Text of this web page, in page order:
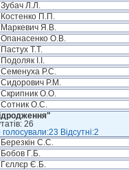
Зубач Л.Л.
Костенко П.П.
Маркевич Я.В.
Опанасенко О.В.
Пастух Т.Т.
Подоляк І.І.
Семенуха Р.С.
Сидорович Р.М.
Скрипник О.О.
Сотник О.С.
26
Відсутні:2
Березкін С.С.
Бобов Г.Б.
Гєллєр Є.Б.